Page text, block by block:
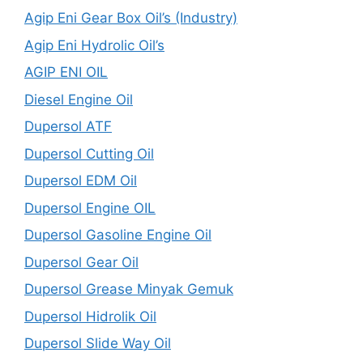
Agip Eni Gear Box Oil’s (Industry)
Agip Eni Hydrolic Oil’s
AGIP ENI OIL
Diesel Engine Oil
Dupersol ATF
Dupersol Cutting Oil
Dupersol EDM Oil
Dupersol Engine OIL
Dupersol Gasoline Engine Oil
Dupersol Gear Oil
Dupersol Grease Minyak Gemuk
Dupersol Hidrolik Oil
Dupersol Slide Way Oil